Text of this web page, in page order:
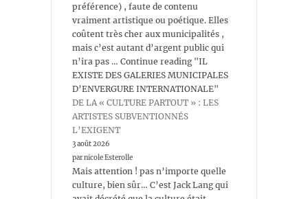
préférence) , faute de contenu
vraiment artistique ou poétique. Elles
coûtent très cher aux municipalités ,
mais c’est autant d’argent public qui
n’ira pas … Continue reading "IL
EXISTE DES GALERIES MUNICIPALES
D’ENVERGURE INTERNATIONALE"
DE LA « CULTURE PARTOUT » : LES
ARTISTES SUBVENTIONNÉS
L’EXIGENT
3 août 2026
par nicole Esterolle
Mais attention ! pas n’importe quelle
culture, bien sûr… C’est Jack Lang qui